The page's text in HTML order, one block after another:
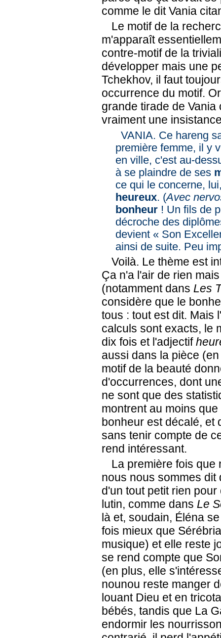
comme le dit Vania
Le motif de la
m'apparaît
contre-motif de la
développer mais une
Tchekhov, il faut
occurrence du motif.
grande tirade de
vraiment une
VANIA. Ce hareng
première femme, il y
en ville, c'est au-
à se plaindre de ses
ce qui le concerne,
heureux. (Avec
bonheur ! Un fils de
décroche des
devient « Son
ainsi de suite. Peu
Voilà. Le thème est
Ça n'a l'air de rien
(notamment dans Les
considère que le
tous : tout est dit. Mais
calculs sont exacts, le
dix fois et l'adjectif
aussi dans la pièce
motif de la beauté
d'occurrences, dont
ne sont que des
montrent au moins
bonheur est décalé, et
sans tenir compte de
rend intéressant.
La première fois
nous nous sommes dit
d'un tout petit rien
lutin, comme dans Le
là et, soudain, Éléna
fois mieux que
musique) et elle reste
se rend compte que
(en plus, elle
nounou reste manger
louant Dieu et en
bébés, tandis que La
endormir les